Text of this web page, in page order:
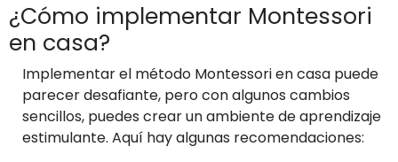
¿Cómo implementar Montessori
en casa?
Implementar el método Montessori en casa puede
parecer desafiante, pero con algunos cambios
sencillos, puedes crear un ambiente de aprendizaje
estimulante. Aquí hay algunas recomendaciones: